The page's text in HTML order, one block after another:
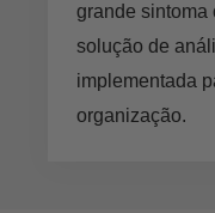
grande sintoma
solução de
implementada
organização.